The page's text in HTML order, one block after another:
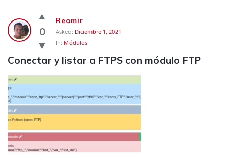
0
Reomir
Asked: Diciembre 1, 2021
In: Módulos
Conectar y listar a FTPS con módulo FTP